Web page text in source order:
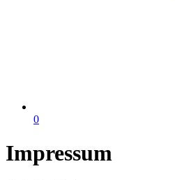
0
Impressum